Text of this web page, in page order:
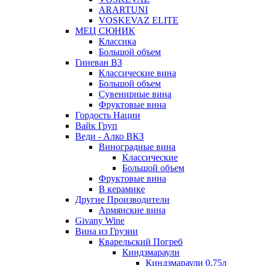
ARARTUNI
VOSKEVAZ ELITE
МЕЦ СЮНИК
Классика
Большой объем
Гиневан ВЗ
Классические вина
Большой объем
Сувенирные вина
Фруктовые вина
Гордость Нации
Вайк Груп
Веди - Алко ВКЗ
Виноградные вина
Классические
Большой объем
Фруктовые вина
В керамике
Другие Производители
Армянские вина
Givany Wine
Вина из Грузии
Кварельский Погреб
Киндзмараули
Киндзмараули 0,75л